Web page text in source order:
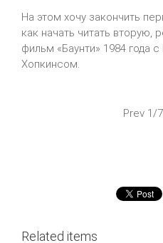
На этом хочу закончить
как начать читать
фильм «Баунти» 1984 года
Хопкинсом.
Prev 1/7
Related items